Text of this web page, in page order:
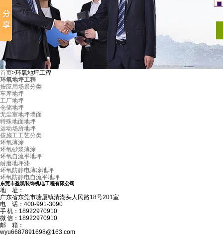
首页>环氧地坪工程
环氧地坪工程
按应用场景分类
车库地坪
工厂地坪
仓储地坪
无尘室地坪墙面
特殊地面地坪
运动场所地坪
按施工工艺分类
环氧薄涂
环氧砂浆薄涂
环氧自流平地坪
耐磨地坪漆
环氧防静电薄凃地坪
环氧防静电自流平地坪
东莞市盈凯装饰机电工程有限公司
地 址：
广东省东莞市塘厦镇清湖头人民路18号201室
电 话：400-991-3090
手 机：18922970910
微 信：18922970910
邮 箱：
wyu6687891698@163.com